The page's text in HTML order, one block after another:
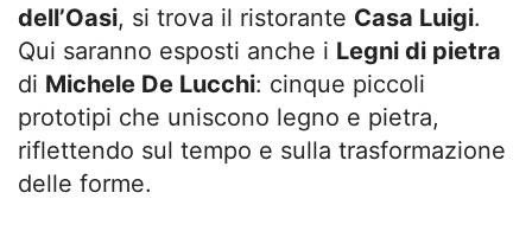
dell’Oasi, si trova il ristorante Casa Luigi.
Qui saranno esposti anche i Legni di pietra
di Michele De Lucchi: cinque piccoli
prototipi che uniscono legno e pietra,
riflettendo sul tempo e sulla trasformazione
delle forme.